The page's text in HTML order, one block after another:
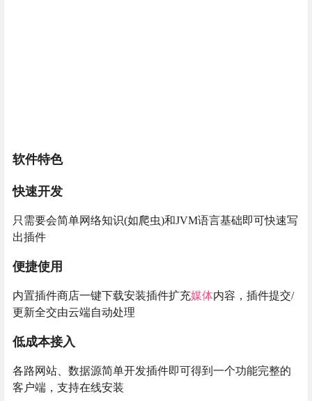
软件特色
快速开发
只需要会简单网络知识(如爬虫)和JVM语言基础即可快速写
出插件
便捷使用
内置插件商店一键下载安装插件扩充媒体内容，插件提交/
更新全交由云端自动处理
低成本接入
各路网站、数据源简单开发插件即可得到一个功能完整的
客户端，支持在线安装